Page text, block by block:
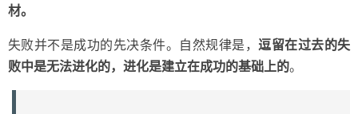
材。
失败并不是成功的先决条件。自然规律是，逗留在过去的失
败中是无法进化的，进化是建立在成功的基础上的。